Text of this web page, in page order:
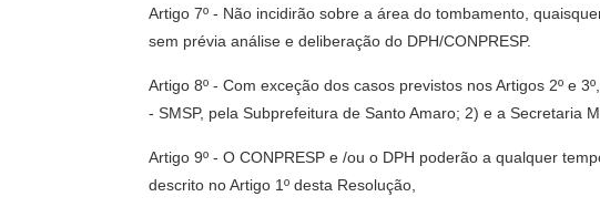
Artigo 7º - Não incidirão sobre a área do tombamento,
sem prévia análise e deliberação do DPH/CONPRESP.
Artigo 8º - Com exceção dos casos previstos nos Artigos 2º e
- SMSP, pela Subprefeitura de Santo Amaro; 2) e a Secretaria
Artigo 9º - O CONPRESP e /ou o DPH poderão a qualquer
descrito no Artigo 1º desta Resolução,